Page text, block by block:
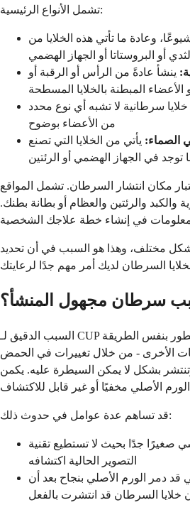
تشمل الأنواع الرئيسية:
شيوعًا، وعادة ما تأتي هذه الخلايا من
أو البروستاتا أو الجهاز الهضمي
ينشأ عادةً من الرأس أو الرقبة أو
الأعضاء المبطنة بالخلايا المسطحة
خلايا سرطانية لا تشبه أي نوع محدد
من الأعضاء بوضوح
الصماء: يأتي من الخلايا التي تصنع
توجد في الجهاز الهضمي أو الرئتين
مكان انتشار السرطان. تشمل المواقع
والكبد والرئتين والعظام أو بطانة بطنك.
مختلف، وهذا هو السبب في أن تحديد
سرطان مجهول المنشأ؟
السبب الدقيق لـ CUP غير مفهوم تمامًا، ولكنه يتطور بنفس الطريقة
الأخرى - من خلال تغييرات في الحمض
وتنتشر بشكل لا يمكن السيطرة عليه. يكمن
قد تساهم عدة عوامل في حدوث ذلك:
صغيرًا جدًا بحيث لا تستطيع تقنية
التصوير الحالية اكتشافه
قد دمر الورم الأصلي بنجاح بعد أن
خلايا السرطان قد انتشرت بالفعل